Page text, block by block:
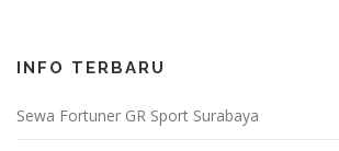
INFO TERBARU
Sewa Fortuner GR Sport Surabaya